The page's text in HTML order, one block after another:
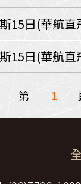
土
沙
科
澳
紐
大
15日(華航直
15日(華航直
第 1